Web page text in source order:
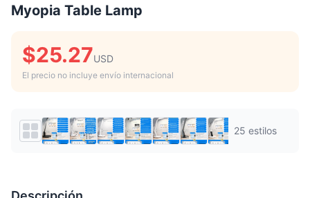
Myopia Table Lamp
$25.27USD
El precio no incluye envío internacional
25 estilos